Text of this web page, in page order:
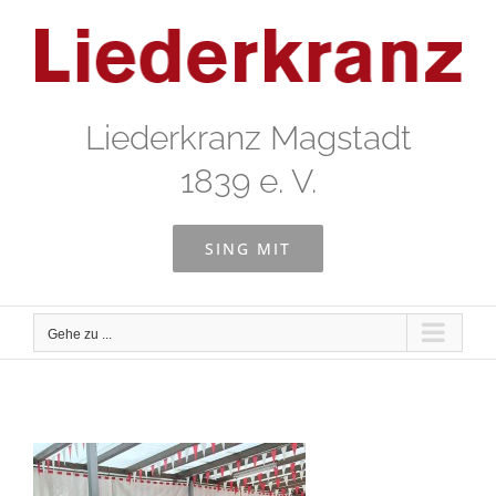
springen
Liederkranz Magstadt
1839 e. V.
SING MIT
Gehe zu ...